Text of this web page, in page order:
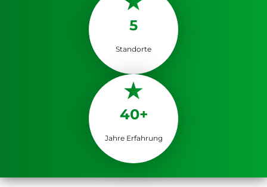
5
Standorte
40+
Jahre Erfahrung